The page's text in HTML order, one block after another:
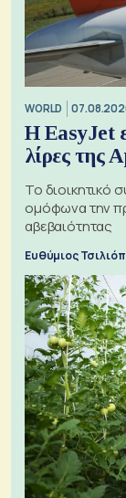
WORLD
Η EasyJet
λίρες της
Το διοικητικό
ομόφωνα την
αβεβαιότητας
Ευθύμιος